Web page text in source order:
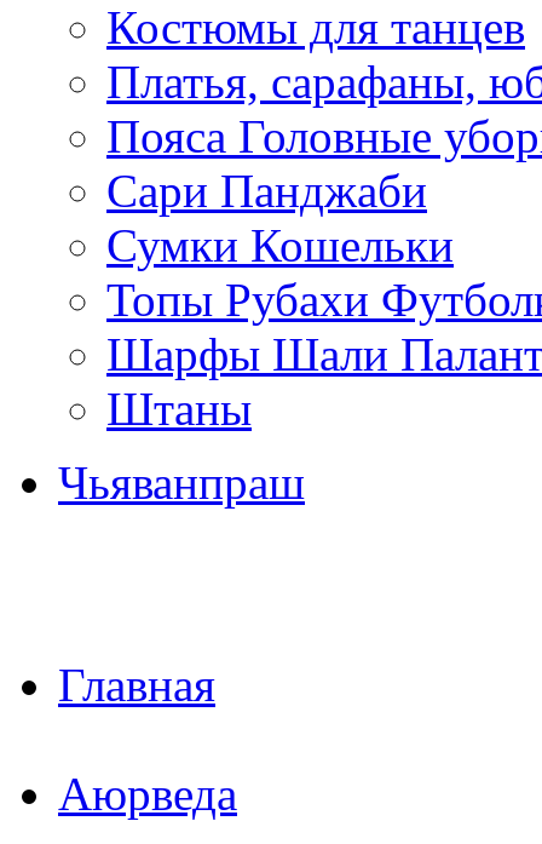
Костюмы для танцев
Платья, сарафаны,
Пояса Головные
Сари Панджаби
Сумки Кошельки
Топы Рубахи
Шарфы Шали
Штаны
Чьяванпраш
Главная
Аюрведа